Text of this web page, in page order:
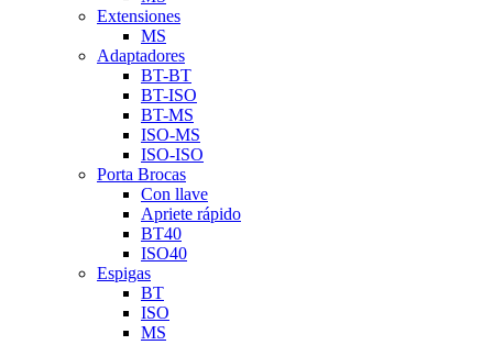
Extensiones
MS
Adaptadores
BT-BT
BT-ISO
BT-MS
ISO-MS
ISO-ISO
Porta Brocas
Con llave
Apriete rápido
BT40
ISO40
Espigas
BT
ISO
MS